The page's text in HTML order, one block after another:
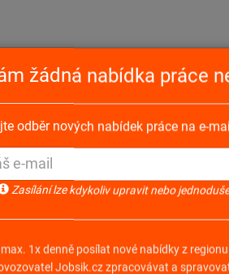
do Rakouska
žádná nabídka práce
odběr nových nabídek práce na e-
1x denně posílat nové nabídky z